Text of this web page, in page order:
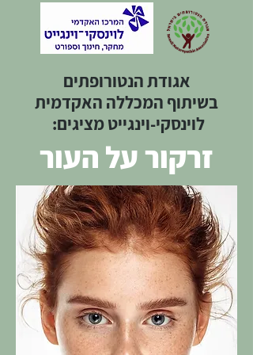
אגודת הנטורופתים
בשיתוף המכללה האקדמית
לוינסקי-וינגייט מציגים:
זרקור על העור